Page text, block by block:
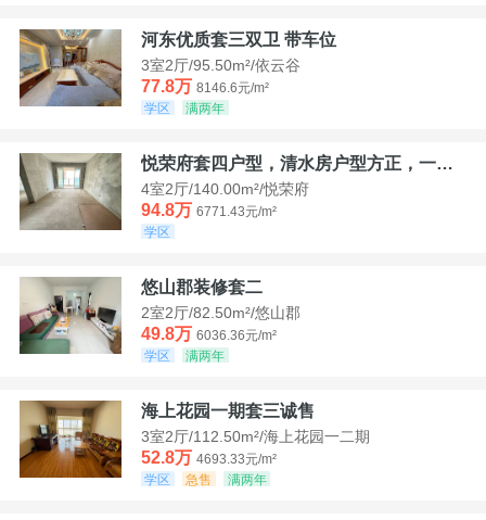
河东优质套三双卫 带车位
3室2厅/95.50m²/依云谷
77.8万 8146.6元/m²
学区
满两年
悦荣府套四户型，清水房户型方正，一口价94，8
4室2厅/140.00m²/悦荣府
94.8万 6771.43元/m²
学区
悠山郡装修套二
2室2厅/82.50m²/悠山郡
49.8万 6036.36元/m²
学区
满两年
海上花园一期套三诚售
3室2厅/112.50m²/海上花园一二期
52.8万 4693.33元/m²
学区
急售 满两年